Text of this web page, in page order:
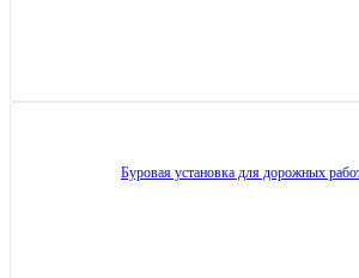
Буровая установка для дорожных